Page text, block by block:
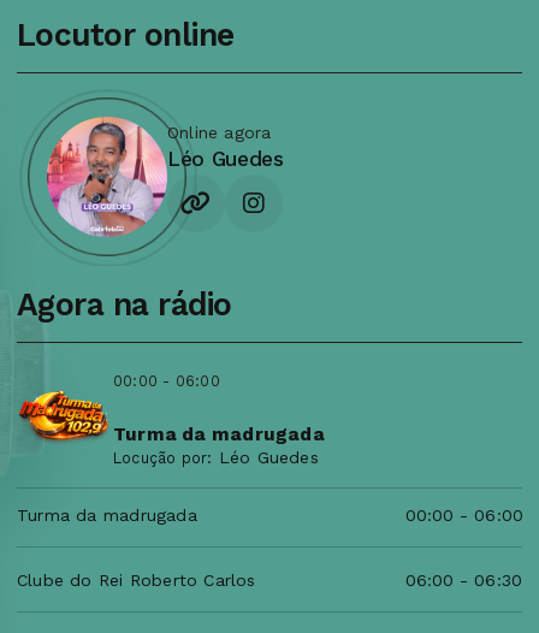
Locutor online
Online agora
Léo Guedes
Agora na rádio
00:00 - 06:00
Turma da madrugada
Locução por: Léo Guedes
Turma da madrugada 00:00 - 06:00
Clube do Rei Roberto Carlos 06:00 - 06:30